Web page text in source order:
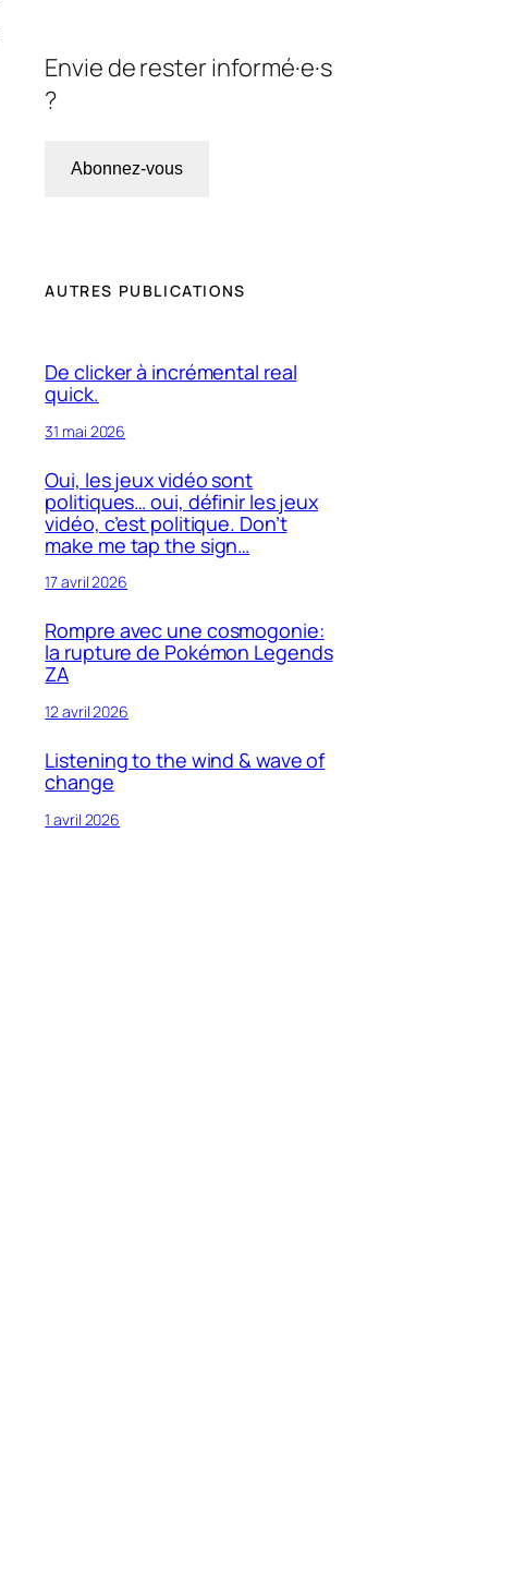
Envie de rester informé·e·s
?
Abonnez-vous
AUTRES PUBLICATIONS
De clicker à incrémental real
quick.
31 mai 2026
Oui, les jeux vidéo sont
politiques… oui, définir les jeux
vidéo, c’est politique. Don’t
make me tap the sign…
17 avril 2026
Rompre avec une cosmogonie:
la rupture de Pokémon Legends
ZA
12 avril 2026
Listening to the wind & wave of
change
1 avril 2026